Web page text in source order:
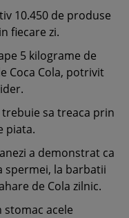
10.450 de produse
fiecare zi.
5 kilograme de
Coca Cola, potrivit
sa treaca prin
piata.
a demonstrat ca
spermei, la barbatii
de Cola zilnic.
stomac acele